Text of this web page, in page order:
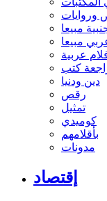
مبيعا
مبيعا
عربية
كتب
دين ودنيا
رقص
تمثيل
كوميدي
بأقلامهم
مدونات
إقتصاد